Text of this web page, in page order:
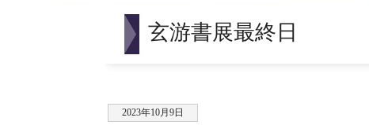
玄游書展最終日
2023年10月9日